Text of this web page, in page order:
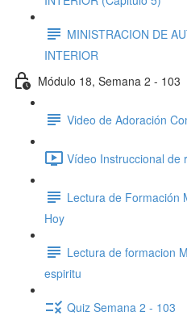
MINISTRACION DE
INTERIOR
Módulo 18, Semana 2 - 103
Video de Adoración
Vídeo Instruccional de
Lectura de Formación
Hoy
Lectura de formacion
espiritu
Quiz Semana 2 - 103